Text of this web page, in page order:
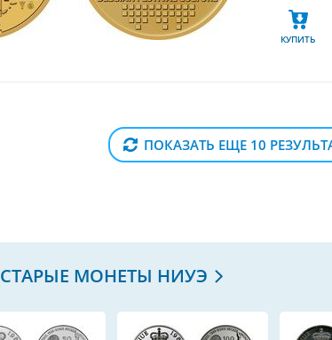
КУПИТЬ
ПОКАЗАТЬ ЕЩЕ 10
СТАРЫЕ МОНЕТЫ НИУЭ